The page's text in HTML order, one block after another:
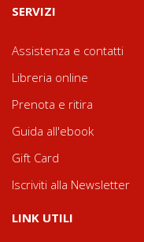
SERVIZI
Assistenza e contatti
Libreria online
Prenota e ritira
Guida all'ebook
Gift Card
Iscriviti alla Newsletter
LINK UTILI